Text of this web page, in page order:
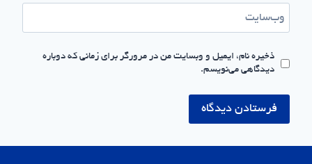
وب‌سایت
ذخیره نام، ایمیل و وبسایت من در مرورگر برای زمانی که دوباره
دیدگاهی می‌نویسم.